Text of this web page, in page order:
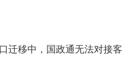
迁移中，国政通无法对接